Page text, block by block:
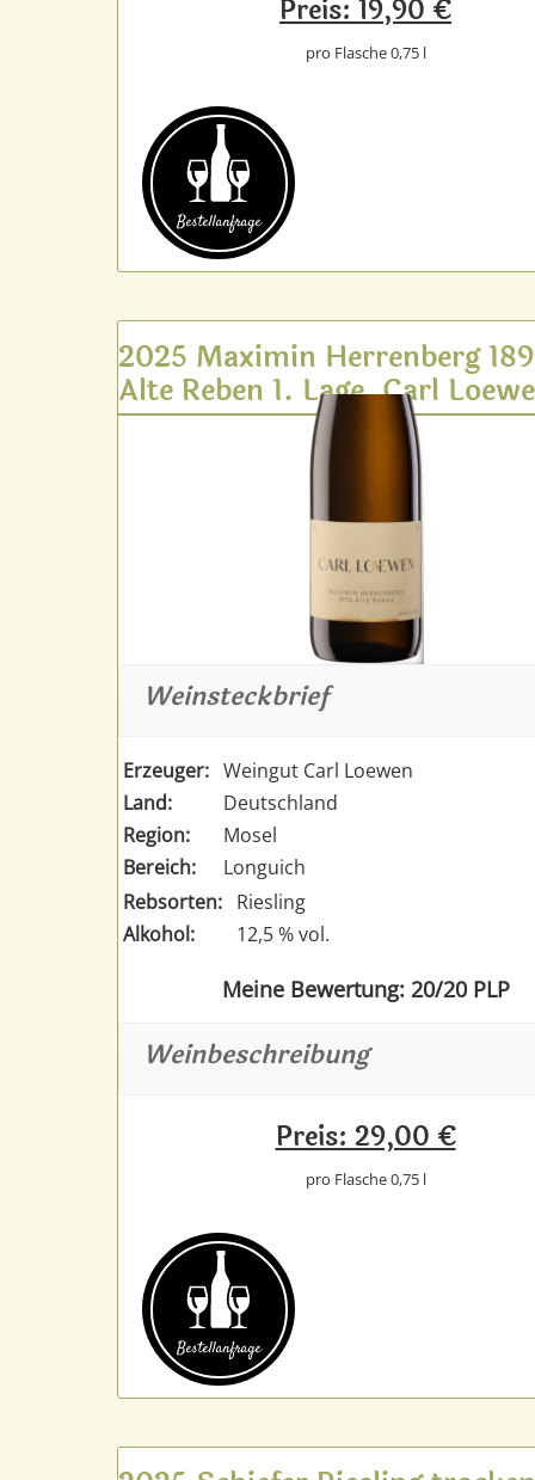
Preis: 19,90 €
pro Flasche 0,75 l
Bestell­anfrage
2025 Maximin Herrenberg
Alte Reben 1. Lage, Carl
Weinsteckbrief
Erzeuger: Weingut Carl Loewen
Land:
Deutschland
Region:
Mosel
Bereich:
Longuich
Rebsorten: Riesling
Alkohol:
12,5 % vol.
Meine Bewertung: 20/20 PLP
Weinbeschreibung
Preis: 29,00 €
pro Flasche 0,75 l
Bestell­anfrage